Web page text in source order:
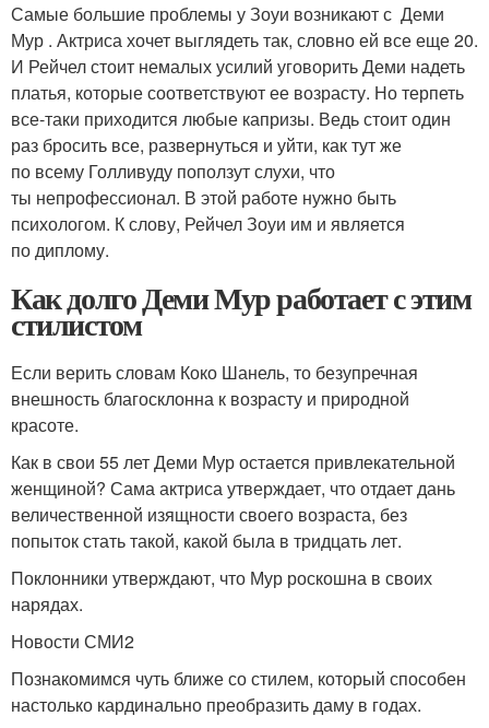
Самые большие проблемы у Зоуи возникают с Деми
Мур . Актриса хочет выглядеть так, словно ей все еще 20.
И Рейчел стоит немалых усилий уговорить Деми надеть
платья, которые соответствуют ее возрасту. Но терпеть
все-таки приходится любые капризы. Ведь стоит один
раз бросить все, развернуться и уйти, как тут же
по всему Голливуду поползут слухи, что
ты непрофессионал. В этой работе нужно быть
психологом. К слову, Рейчел Зоуи им и является
по диплому.
Как долго Деми Мур работает с этим
стилистом
Если верить словам Коко Шанель, то безупречная
внешность благосклонна к возрасту и природной
красоте.
Как в свои 55 лет Деми Мур остается привлекательной
женщиной? Сама актриса утверждает, что отдает дань
величественной изящности своего возраста, без
попыток стать такой, какой была в тридцать лет.
Поклонники утверждают, что Мур роскошна в своих
нарядах.
Новости СМИ2
Познакомимся чуть ближе со стилем, который способен
настолько кардинально преобразить даму в годах.